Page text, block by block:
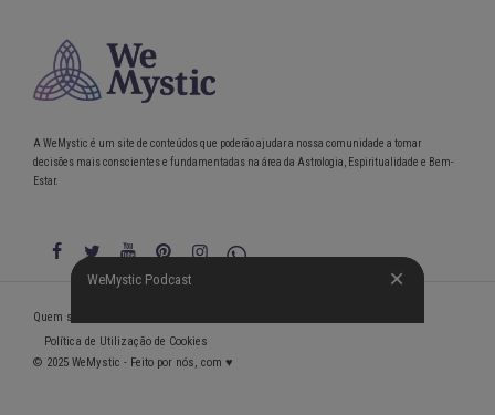
WeMystic Podcast
A WeMystic é um site de conteúdos que poderão ajudar a nossa comunidade a tomar
decisões mais conscientes e fundamentadas na área da Astrologia, Espiritualidade e Bem-
Estar.
WeMystic Podcast
Quem somos
Política de Utilização de Cookies
© 2025 WeMystic - Feito por nós, com ♥